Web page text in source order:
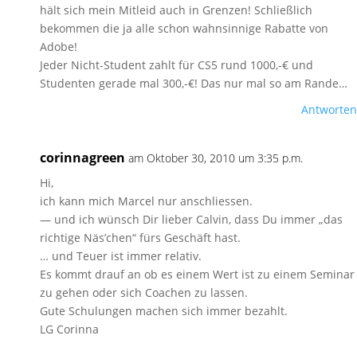
hält sich mein Mitleid auch in Grenzen! Schließlich
bekommen die ja alle schon wahnsinnige Rabatte von
Adobe!
Jeder Nicht-Student zahlt für CS5 rund 1000,-€ und
Studenten gerade mal 300,-€! Das nur mal so am Rande…
Antworten
corinnagreen am Oktober 30, 2010 um 3:35 p.m.
Hi,
ich kann mich Marcel nur anschliessen.
— und ich wünsch Dir lieber Calvin, dass Du immer „das
richtige Näs’chen“ fürs Geschäft hast.
… und Teuer ist immer relativ.
Es kommt drauf an ob es einem Wert ist zu einem Seminar
zu gehen oder sich Coachen zu lassen.
Gute Schulungen machen sich immer bezahlt.
LG Corinna